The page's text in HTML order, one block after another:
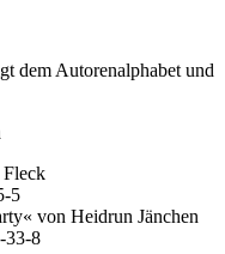
dem Autorenalphabet und
5
von Heidrun Jänchen
33-8